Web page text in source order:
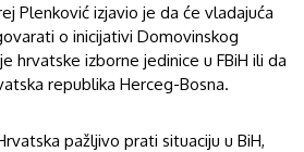
Plenković izjavio je da će vladajuća
o inicijativi Domovinskog
hrvatske izborne jedinice u FBiH ili da
republika Herceg-Bosna.
pažljivo prati situaciju u BiH,